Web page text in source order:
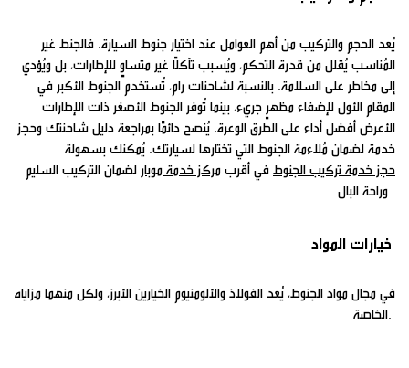
يُعد الحجم والتركيب من أهم العوامل عند اختيار جنوط السيارة. فالجنط غير
المُناسب يُقلل من قدرة التحكم، ويُسبب تآكلًا غير متساوٍ للإطارات، بل ويُؤدي
إلى مخاطر على السلامة. بالنسبة لشاحنات رام، تُستخدم الجنوط الأكبر في
المقام الأول لإضفاء مظهرٍ جريء، بينما تُوفر الجنوط الأصغر ذات الإطارات
الأعرض أفضل أداء على الطرق الوعرة. يُنصح دائمًا بمراجعة دليل شاحنتك وحجز
خدمة لضمان مُلاءمة الجنوط التي تختارها لسيارتك. يُمكنك بسهولة
حجز خدمة تركيب الجنوطفي أقربمركز خدمة موبار لضمان التركيب السليم
وراحة البال.
في مجال مواد الجنوط، يُعد الفولاذ والألومنيوم الخيارين الأبرز، ولكل منهما مزاياه
الخاصة.